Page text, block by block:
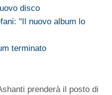
disco
"Il nuovo album lo
terminato
prenderà il posto di